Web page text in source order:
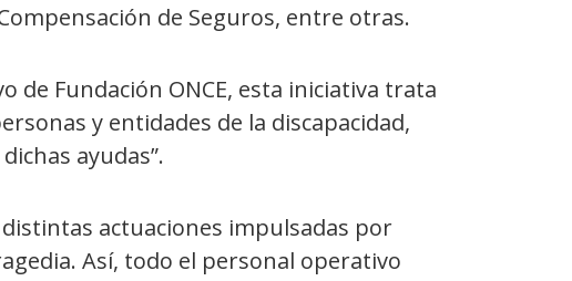
de Seguros, entre otras.
de Fundación ONCE, esta iniciativa trata
y entidades de la discapacidad,
ayudas”.
actuaciones impulsadas por
Así, todo el personal operativo